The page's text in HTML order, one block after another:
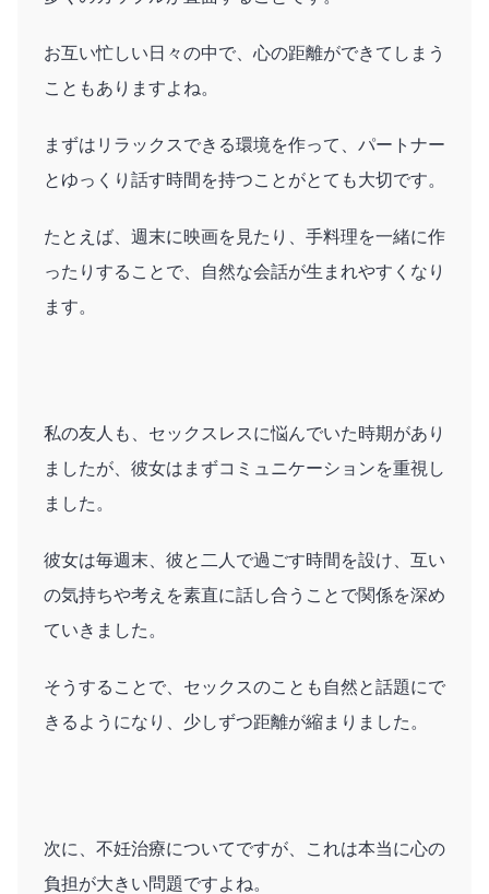
お互い忙しい日々の中で、心の距離ができてしまう
こともありますよね。
まずはリラックスできる環境を作って、パートナー
とゆっくり話す時間を持つことがとても大切です。
たとえば、週末に映画を見たり、手料理を一緒に作
ったりすることで、自然な会話が生まれやすくなり
ます。
私の友人も、セックスレスに悩んでいた時期があり
ましたが、彼女はまずコミュニケーションを重視し
ました。
彼女は毎週末、彼と二人で過ごす時間を設け、互い
の気持ちや考えを素直に話し合うことで関係を深め
ていきました。
そうすることで、セックスのことも自然と話題にで
きるようになり、少しずつ距離が縮まりました。
次に、不妊治療についてですが、これは本当に心の
負担が大きい問題ですよね。